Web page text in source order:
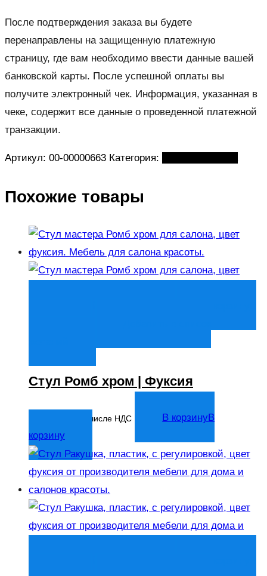
После подтверждения заказа вы будете
перенаправлены на защищенную платежную
страницу, где вам необходимо ввести данные вашей
банковской карты. После успешной оплаты вы
получите электронный чек. Информация, указанная в
чеке, содержит все данные о проведенной платежной
транзакции.
Артикул: 00-00000663 Категория:
Похожие товары
Стул Ромб хром | Фуксия
В том числе НДС В корзинуВ
корзину